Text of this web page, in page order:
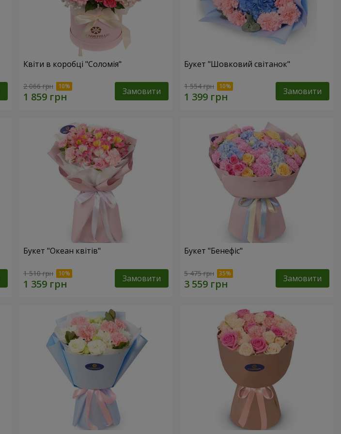
Квіти в коробці "Соломія"
2 066 грн Замовити
Букет "Шовковий світанок"
1 554 грн Замовити
Букет "Океан квітів"
1 510 грн Замовити
Букет "Бенефіс"
5 475 грн Замовити